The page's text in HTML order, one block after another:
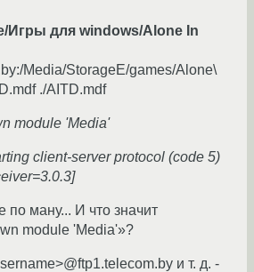
Игры для windows/Alone In
Media/StorageE/games/Alone\
./AITD.mdf
module 'Media'
client-server protocol (code 5)
ману... И что значит
module 'Media'»?
и т. д. -